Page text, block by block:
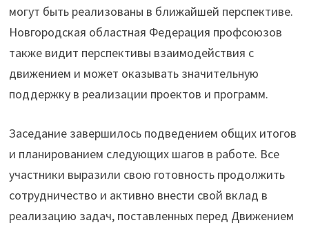
могут быть реализованы в ближайшей перспективе.
Новгородская областная Федерация профсоюзов
также видит перспективы взаимодействия с
движением и может оказывать значительную
поддержку в реализации проектов и программ.
Заседание завершилось подведением общих итогов
и планированием следующих шагов в работе. Все
участники выразили свою готовность продолжить
сотрудничество и активно внести свой вклад в
реализацию задач, поставленных перед Движением